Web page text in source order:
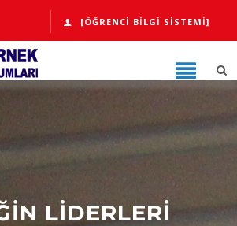
[ÖĞRENCI BILGI SISTEMI]
LİDERLERİ